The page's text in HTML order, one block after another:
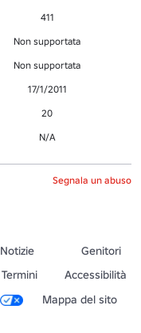
411
Non supportata
Non supportata
17/1/2011
20
N/A
Segnala un abuso
Notizie
Genitori
Termini
Accessibilità
Mappa del sito